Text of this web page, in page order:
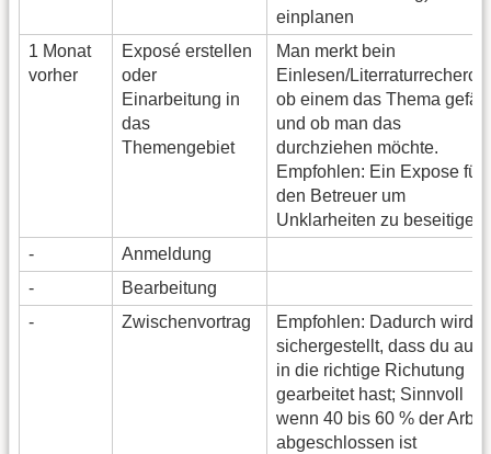
einplanen
1 Monat
vorher
Exposé erstellen
oder
Einarbeitung in
das
Themengebiet
Man merkt bein
Einlesen/
ob einem das Thema gefällt
und ob man das
durchziehen möchte.
Empfohlen: Ein Expose für
den Betreuer um
Unklarheiten zu beseitigen
-
Anmeldung
-
Bearbeitung
-
Zwischenvortrag
Empfohlen: Dadurch wird
sichergestellt, dass du auch
in die richtige Richutung
gearbeitet hast; Sinnvoll
wenn 40 bis 60 % der
abgeschlossen ist